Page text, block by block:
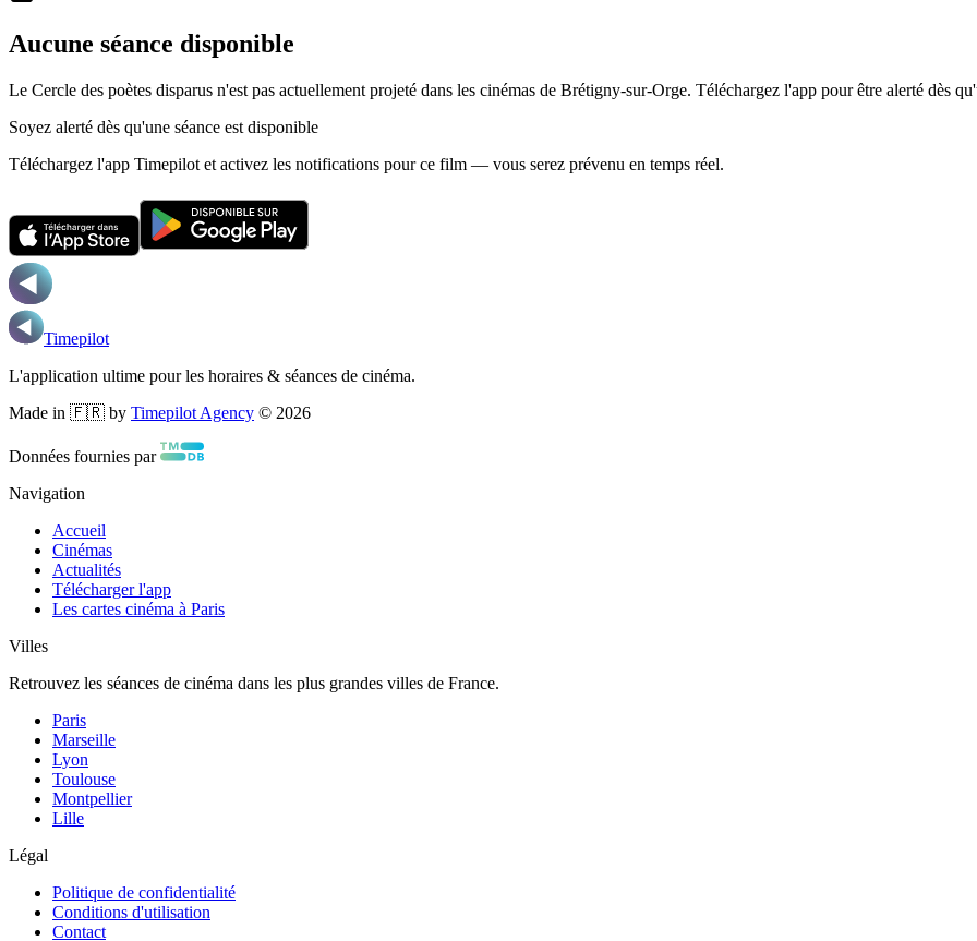
Aucune séance disponible
Le Cercle des poètes disparus n'est pas actuellement projeté dans les cinémas de Brétigny-sur-Orge. Téléchargez l'app pour être alerté dès
Soyez alerté dès qu'une séance est disponible
Téléchargez l'app Timepilot et activez les notifications pour ce film — vous serez prévenu en temps réel.
Timepilot
L'application ultime pour les horaires & séances de cinéma.
Made in 🇫🇷 by Timepilot Agency © 2026
Données fournies par
Navigation
Accueil
Cinémas
Actualités
Télécharger l'app
Les cartes cinéma à Paris
Villes
Retrouvez les séances de cinéma dans les plus grandes villes de France.
Paris
Marseille
Lyon
Toulouse
Montpellier
Lille
Légal
Politique de confidentialité
Conditions d'utilisation
Contact